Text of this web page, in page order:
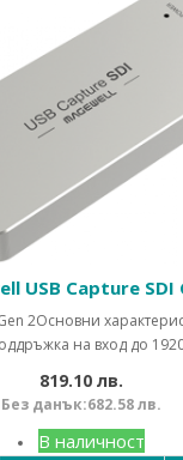
USB Capture SDI
2Основни
на вход до
819.10 лв.
Без данък:682.58 лв.
В наличност